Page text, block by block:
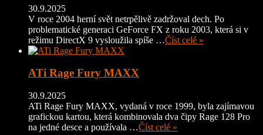
30.9.2025
V roce 2004 herní svět netrpělivě zadržoval dech. Po
problematické generaci GeForce FX z roku 2003, která si v
režimu DirectX 9 vysloužila spíše …Číst celé »
ATi Rage Fury MAXX
30.9.2025
ATi Rage Fury MAXX, vydaná v roce 1999, byla zajímavou
grafickou kartou, která kombinovala dva čipy Rage 128 Pro
na jedné desce a používala …Číst celé »